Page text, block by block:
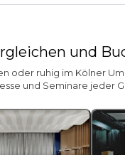
und
oder ruhig im Kölner
und Seminare jeder